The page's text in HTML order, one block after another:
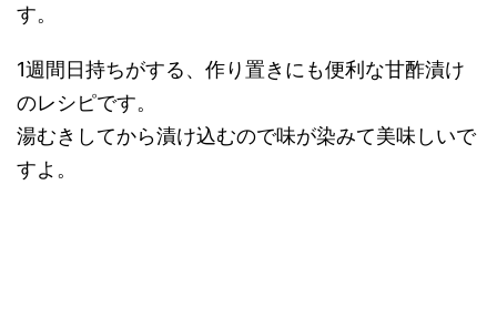
す。
1週間日持ちがする、作り置きにも便利な甘酢漬け
のレシピです。
湯むきしてから漬け込むので味が染みて美味しいで
すよ。